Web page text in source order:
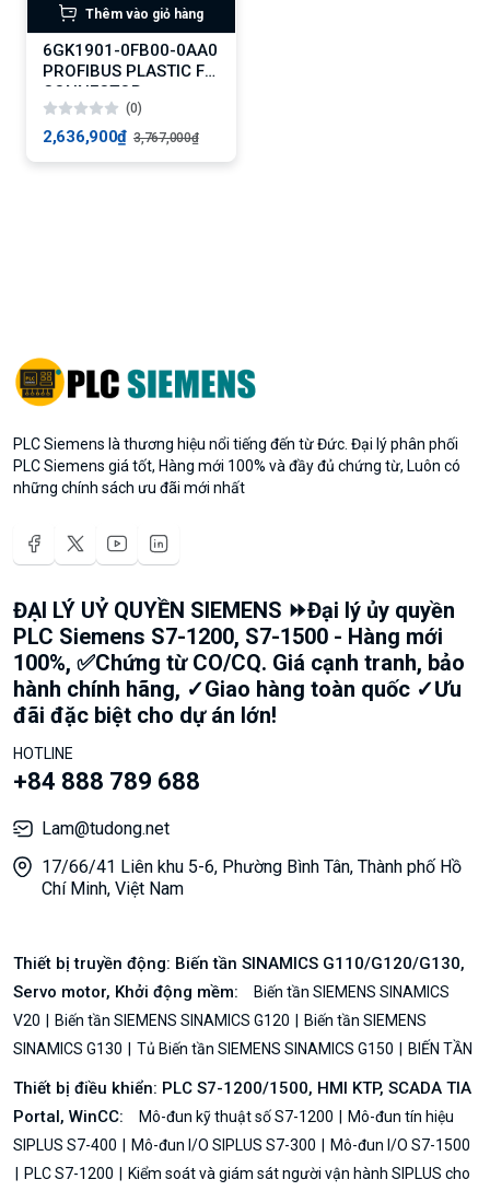
Thêm vào giỏ hàng
6GK1901-0FB00-0AA0
PROFIBUS PLASTIC FO
CONNECTOR
(0)
2,636,900₫ 3,767,000₫
PLC Siemens là thương hiệu nổi tiếng đến từ Đức. Đại lý phân phối
PLC Siemens giá tốt, Hàng mới 100% và đầy đủ chứng từ, Luôn có
những chính sách ưu đãi mới nhất
ĐẠI LÝ UỶ QUYỀN SIEMENS ⏩Đại lý ủy quyền
PLC Siemens S7-1200, S7-1500 - Hàng mới
100%, ✅Chứng từ CO/CQ. Giá cạnh tranh, bảo
hành chính hãng, ✓Giao hàng toàn quốc ✓Ưu
đãi đặc biệt cho dự án lớn!
HOTLINE
+84 888 789 688
Lam@tudong.net
17/66/41 Liên khu 5-6, Phường Bình Tân, Thành phố Hồ
Chí Minh, Việt Nam
Thiết bị truyền động: Biến tần SINAMICS G110/G120/G130,
Servo motor, Khởi động mềm:
Biến tần SIEMENS SINAMICS
V20
Biến tần SIEMENS SINAMICS G120
Biến tần SIEMENS
SINAMICS G130
Tủ Biến tần SIEMENS SINAMICS G150 BIẾN TẦN
Thiết bị điều khiển: PLC S7-1200/1500, HMI KTP, SCADA TIA
Portal, WinCC:
Mô-đun kỹ thuật số S7-1200
Mô-đun tín hiệu
SIPLUS S7-400
Mô-đun I/O SIPLUS S7-300
Mô-đun I/O S7-1500
PLC S7-1200
Kiểm soát và giám sát người vận hành SIPLUS cho